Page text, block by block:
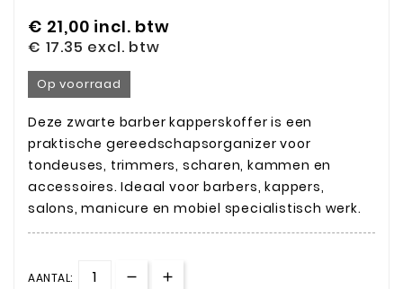
€ 21,00 incl. btw
€ 17.35 excl. btw
Op voorraad
Deze zwarte barber kapperskoffer is een
praktische gereedschapsorganizer voor
tondeuses, trimmers, scharen, kammen en
accessoires. Ideaal voor barbers, kappers,
salons, manicure en mobiel specialistisch werk.
AANTAL: